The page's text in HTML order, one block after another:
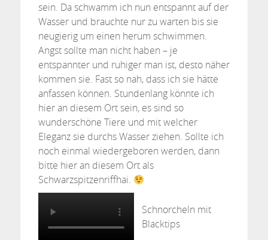
sein. Da schwamm ich nun entspannt auf der
Wasser und brauchte nur zu warten bis sie
neugierig um einen herum schwimmen.
Angst sollte man nicht haben – je
entspannter und ruhiger man ist, desto näher
kommen sie. Fast so nah, dass ich sie hätte
anfassen können. Stundenlang könnte ich
hier an diesem Ort sein, es sind so
wunderschöne Tiere und mit welcher
Eleganz sie durchs Wasser ziehen. Sollte ich
noch einmal wiedergeboren werden, dann
bitte hier an diesem Ort als
Schwarzspitzenriffhai.
Schnorcheln mit
Blacktips